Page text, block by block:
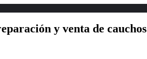
y venta de cauchos